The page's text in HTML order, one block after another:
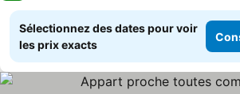
Sélectionnez des dates pour voir
les prix exacts